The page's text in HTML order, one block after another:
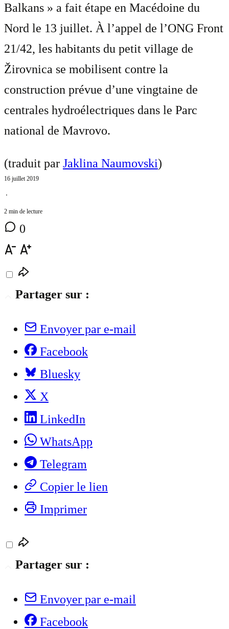
Balkans » a fait étape en Macédoine du
Nord le 13 juillet. À l’appel de l’ONG Front
21/42, les habitants du petit village de
Žirovnica se mobilisent contre la
construction prévue d’une vingtaine de
centrales hydroélectriques dans le Parc
national de Mavrovo.
(traduit par Jaklina Naumovski)
16 juillet 2019
⋅
2 min de lecture
0
Partager sur :
Envoyer par e-mail
Facebook
Bluesky
X
LinkedIn
WhatsApp
Telegram
Copier le lien
Imprimer
Partager sur :
Envoyer par e-mail
Facebook